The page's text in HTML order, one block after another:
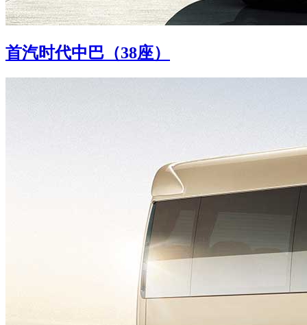
首汽时代中巴（38座）